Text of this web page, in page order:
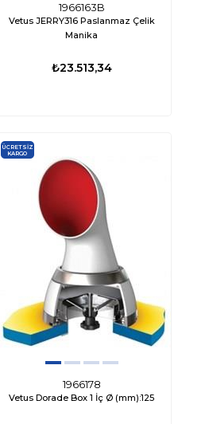
₺12.972,12
1966163B
Vetus JERRY316 Paslanmaz Çelik
Manika
₺23.513,34
1966178
Vetus Dorade Box 1 İç Ø (mm):125
ÜCRETSIZ
KARGO